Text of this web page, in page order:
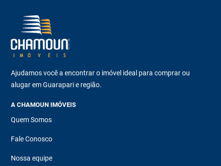
Ajudamos você a encontrar o imóvel ideal para comprar ou
alugar em Guarapari e região.
A CHAMOUN IMÓVEIS
Quem Somos
Fale Conosco
Nossa equipe